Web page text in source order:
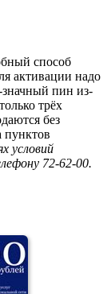
способ
активации надо
пин из-
трёх
без
пунктов
условий
72-62-00.